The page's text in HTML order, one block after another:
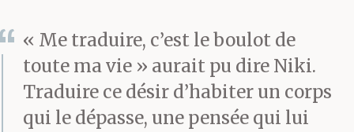
chant des cigales et des
herbes sèches, de
fourrer ses doigts
« Me traduire, c’est le boulot de
toute ma vie » aurait pu dire Niki.
Traduire ce désir d’habiter un corps
qui le dépasse, une pensée qui lui